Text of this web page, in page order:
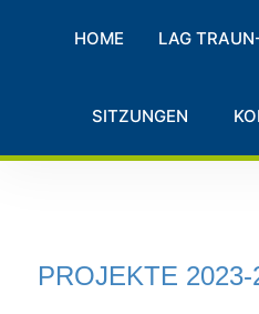
HOME LAG
SITZUNGEN
PROJEKTE 2023-